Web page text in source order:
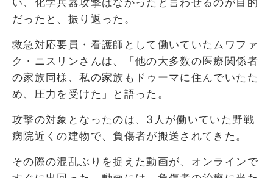
だったと、振り返った。
救急対応要員・看護師として働いていたムワファ
ク・ニスリンさんは、「他の大多数の医療関係者
の家族同様、私の家族もドゥーマに住んでいたた
め、圧力を受けた」と語った。
攻撃の対象となったのは、3人が働いていた野戦
病院近くの建物で、負傷者が搬送されてきた。
その際の混乱ぶりを捉えた動画が、オンラインで